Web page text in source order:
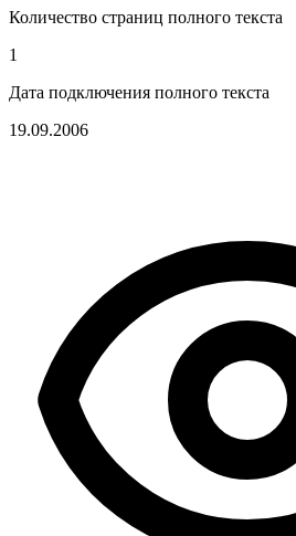
Количество страниц полного текста
1
Дата подключения полного текста
19.09.2006